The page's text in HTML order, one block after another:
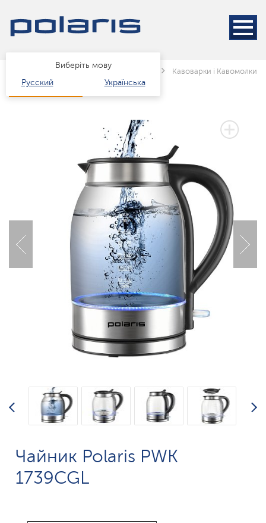
Виберіть мову
Русский
Українська
Каталог Техніка для кухні Кавоварки і Кавомолки
3 РОКИ ГАРАНТІЇ
Чайник Polaris PWK
1739CGL